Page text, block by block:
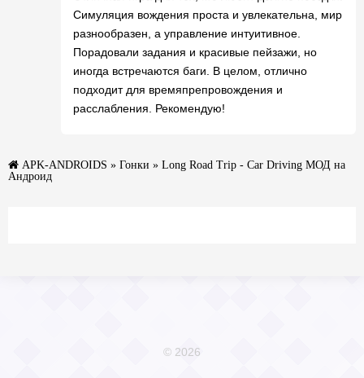
Симуляция вождения проста и увлекательна, мир
разнообразен, а управление интуитивное.
Порадовали задания и красивые пейзажи, но
иногда встречаются баги. В целом, отлично
подходит для времяпрепровождения и
расслабления. Рекомендую!
APK-ANDROIDS » Гонки » Long Road Trip - Car Driving МОД на
Андроид
© 2026